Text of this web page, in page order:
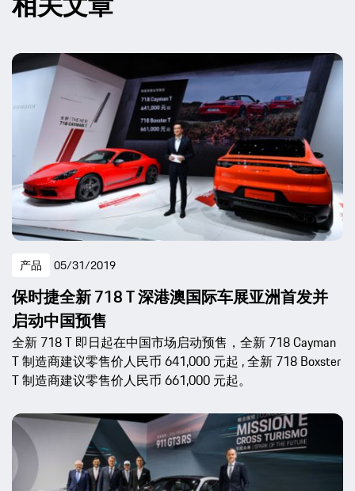
产品 05/31/2019
保时捷全新 718 T 深港澳国际车展亚洲首发并
启动中国预售
全新 718 T 即日起在中国市场启动预售，全新 718 Cayman
T 制造商建议零售价人民币 641,000 元起 , 全新 718 Boxster
T 制造商建议零售价人民币 661,000 元起。